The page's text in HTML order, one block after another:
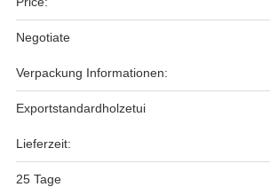
Negotiate
Verpackung Informationen:
Exportstandardholzetui
Lieferzeit:
25 Tage